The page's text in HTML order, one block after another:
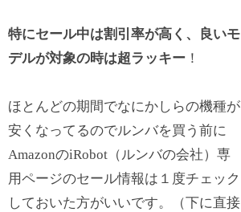
特にセール中は割引率が高く、良いモ
デルが対象の時は超ラッキー ！
ほとんどの期間でなにかしらの機種が
安くなってるのでルンバを買う前に
AmazonのiRobot（ルンバの会社）専
用ページのセール情報は１度チェック
しておいた方がいいです。（下に直接